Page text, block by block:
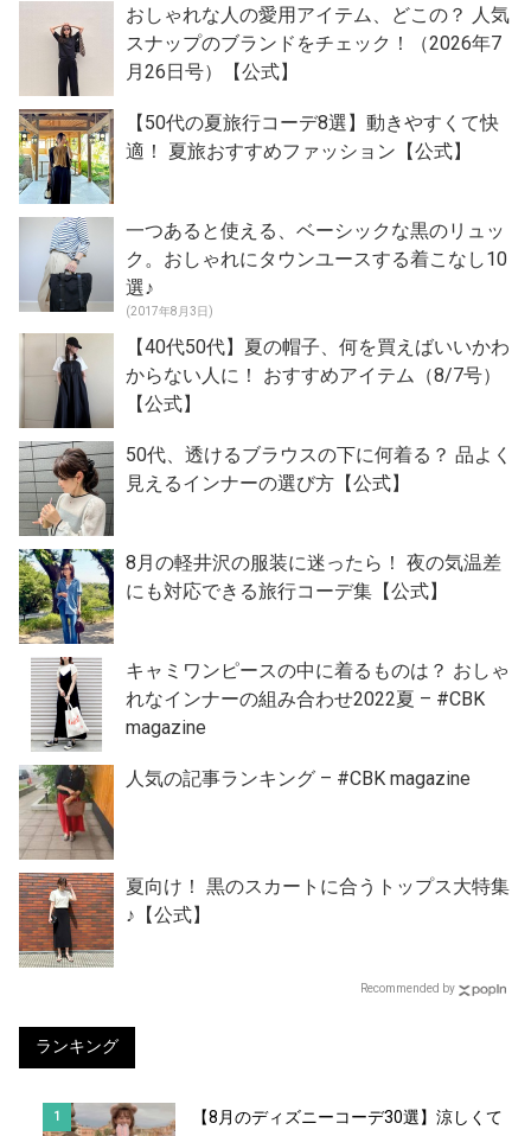
おしゃれな人の愛用アイテム、どこの？ 人気
スナップのブランドをチェック！（2026年7
月26日号）【公式】
【50代の夏旅行コーデ8選】動きやすくて快
適！ 夏旅おすすめファッション【公式】
一つあると使える、ベーシックな黒のリュッ
ク。おしゃれにタウンユースする着こなし10
選♪
(2017年8月3日)
【40代50代】夏の帽子、何を買えばいいかわ
からない人に！ おすすめアイテム（8/7号）
【公式】
50代、透けるブラウスの下に何着る？ 品よく
見えるインナーの選び方【公式】
8月の軽井沢の服装に迷ったら！ 夜の気温差
にも対応できる旅行コーデ集【公式】
キャミワンピースの中に着るものは？ おしゃ
れなインナーの組み合わせ2022夏 – #CBK
magazine
人気の記事ランキング – #CBK magazine
夏向け！ 黒のスカートに合うトップス大特集
♪【公式】
Recommended by
ランキング
【8月のディズニーコーデ30選】涼しくて